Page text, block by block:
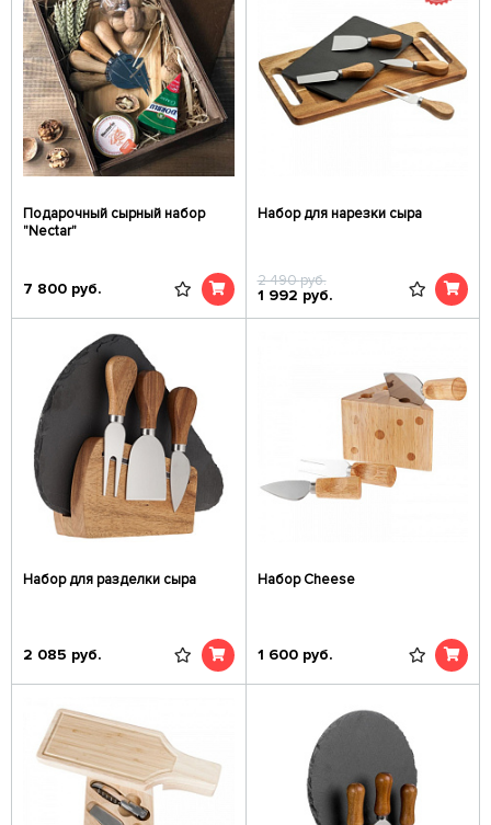
Подарочный сырный набор
"Nectar"
7 800 руб.
Набор для нарезки сыра
2 490руб.
1 992 руб.
Набор для разделки сыра
2 085 руб.
Набор Cheese
1 600 руб.